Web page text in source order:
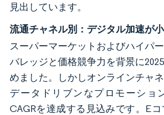
見出しています。
流通チャネル別：デジタル加速が
スーパーマーケットおよびハイパ
バレッジと価格競争力を背景に
めました。しかしオンラインチャ
データドリブンなプロモーショ
CAGRを達成する見込みです。E